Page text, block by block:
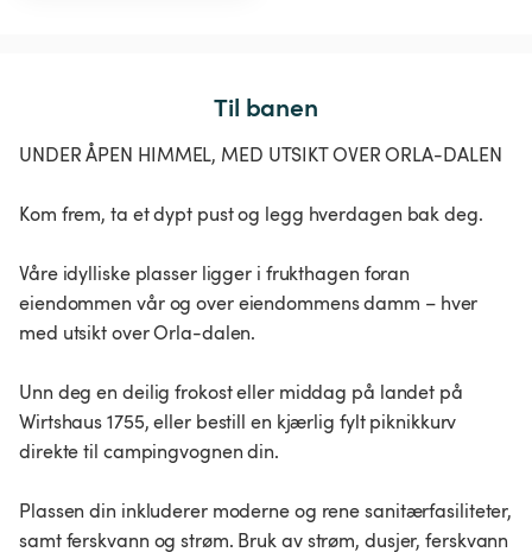
Til banen
UNDER ÅPEN HIMMEL, MED UTSIKT OVER ORLA-DALEN
Kom frem, ta et dypt pust og legg hverdagen bak deg.
Våre idylliske plasser ligger i frukthagen foran
eiendommen vår og over eiendommens damm – hver
med utsikt over Orla-dalen.
Unn deg en deilig frokost eller middag på landet på
Wirtshaus 1755, eller bestill en kjærlig fylt piknikkurv
direkte til campingvognen din.
Plassen din inkluderer moderne og rene sanitærfasiliteter,
samt ferskvann og strøm. Bruk av strøm, dusjer, ferskvann